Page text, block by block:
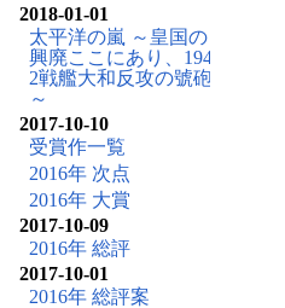
2018-01-01
太平洋の嵐 ～皇国の
興廃ここにあり、194
2戦艦大和反攻の號砲
～
2017-10-10
受賞作一覧
2016年 次点
2016年 大賞
2017-10-09
2016年 総評
2017-10-01
2016年 総評案